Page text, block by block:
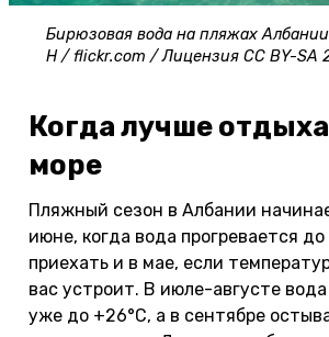
Бирюзовая вода на пляжах
H / flickr.com / Лицензия CC BY-SA
Когда лучше
море
Пляжный сезон в Албании
июне, когда вода прогревается
приехать и в мае, если
вас устроит. В июле-августе вода
уже до +26°С, а в сентябре